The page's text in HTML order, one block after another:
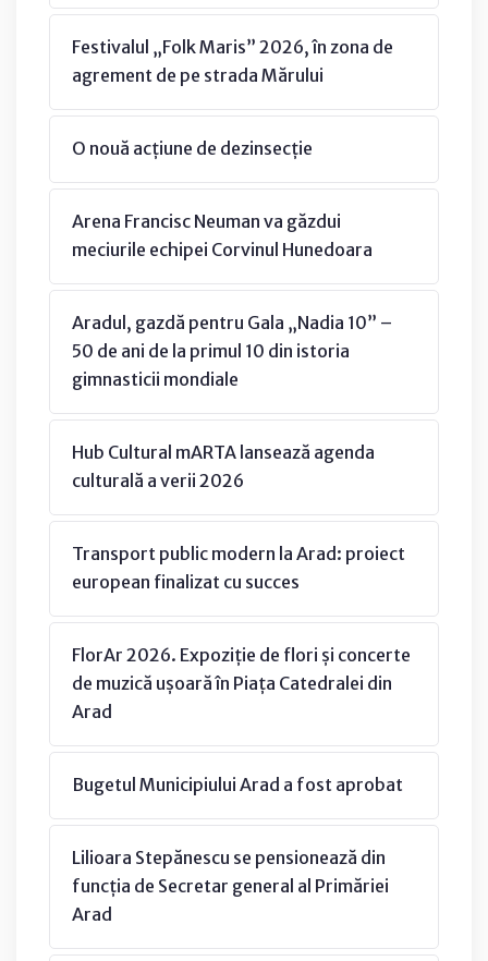
Festivalul „Folk Maris” 2026, în zona de
agrement de pe strada Mărului
O nouă acțiune de dezinsecție
Arena Francisc Neuman va găzdui
meciurile echipei Corvinul Hunedoara
Aradul, gazdă pentru Gala „Nadia 10” –
50 de ani de la primul 10 din istoria
gimnasticii mondiale
Hub Cultural mARTA lansează agenda
culturală a verii 2026
Transport public modern la Arad: proiect
european finalizat cu succes
FlorAr 2026. Expoziție de flori și concerte
de muzică ușoară în Piața Catedralei din
Arad
Bugetul Municipiului Arad a fost aprobat
Lilioara Stepănescu se pensionează din
funcția de Secretar general al Primăriei
Arad